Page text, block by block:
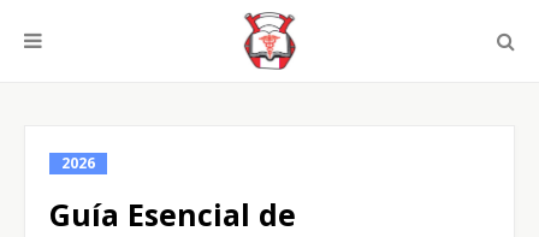
2026
Guía Esencial de